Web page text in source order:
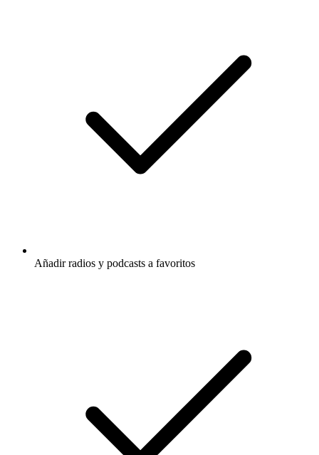
Añadir radios y podcasts a favoritos